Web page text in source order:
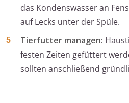
das Kondenswasser an
auf Lecks unter der Spüle.
Tierfutter managen:
festen Zeiten gefüttert
sollten anschließend